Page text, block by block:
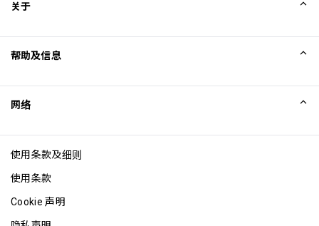
关于
Excellence Awards
博客
帮助及信息
网络
使用条款及细则
使用条款
Cookie 声明